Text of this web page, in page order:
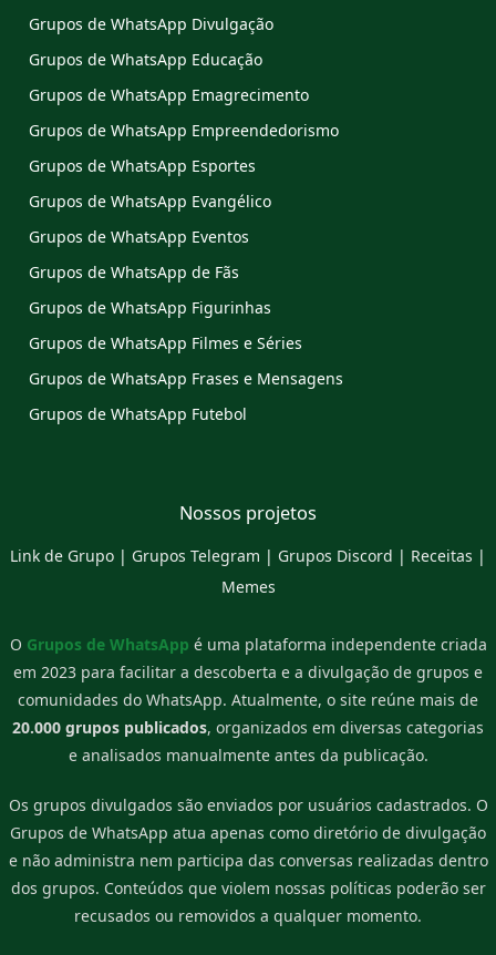
Grupos de WhatsApp Divulgação
Grupos de WhatsApp Educação
Grupos de WhatsApp Emagrecimento
Grupos de WhatsApp Empreendedorismo
Grupos de WhatsApp Esportes
Grupos de WhatsApp Evangélico
Grupos de WhatsApp Eventos
Grupos de WhatsApp de Fãs
Grupos de WhatsApp Figurinhas
Grupos de WhatsApp Filmes e Séries
Grupos de WhatsApp Frases e Mensagens
Grupos de WhatsApp Futebol
Nossos projetos
Link de Grupo | Grupos Telegram | Grupos Discord | Receitas |
Memes
O Grupos de WhatsApp é uma plataforma independente criada
em 2023 para facilitar a descoberta e a divulgação de grupos e
comunidades do WhatsApp. Atualmente, o site reúne mais de
20.000 grupos publicados, organizados em diversas categorias
e analisados manualmente antes da publicação.
Os grupos divulgados são enviados por usuários cadastrados. O
Grupos de WhatsApp atua apenas como diretório de divulgação
e não administra nem participa das conversas realizadas dentro
dos grupos. Conteúdos que violem nossas políticas poderão ser
recusados ou removidos a qualquer momento.